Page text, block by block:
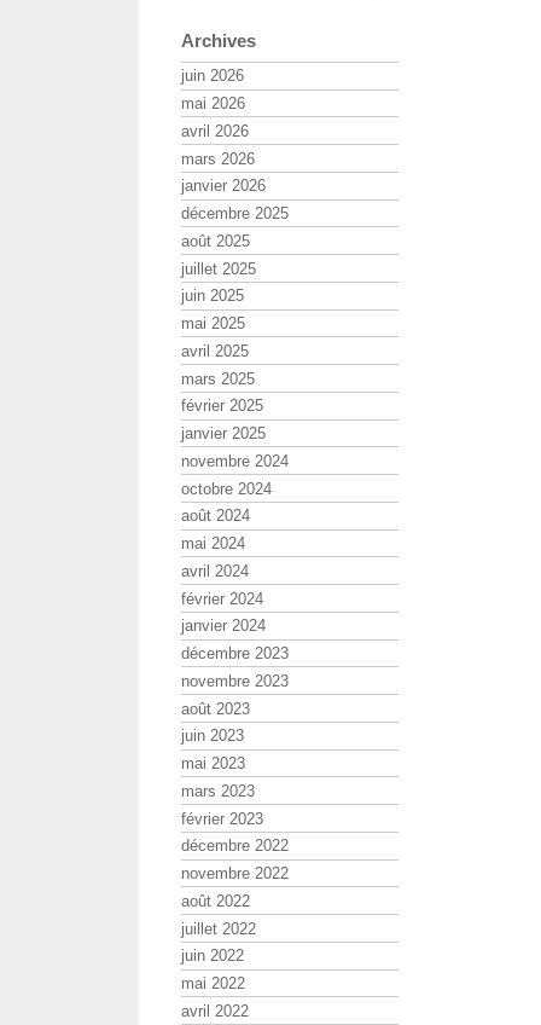
Archives
juin 2026
mai 2026
avril 2026
mars 2026
janvier 2026
décembre 2025
août 2025
juillet 2025
juin 2025
mai 2025
avril 2025
mars 2025
février 2025
janvier 2025
novembre 2024
octobre 2024
août 2024
mai 2024
avril 2024
février 2024
janvier 2024
décembre 2023
novembre 2023
août 2023
juin 2023
mai 2023
mars 2023
février 2023
décembre 2022
novembre 2022
août 2022
juillet 2022
juin 2022
mai 2022
avril 2022